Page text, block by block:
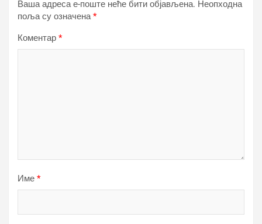
Ваша адреса е-поште неће бити објављена. Неопходна
поља су означена*
Коментар *
Име *